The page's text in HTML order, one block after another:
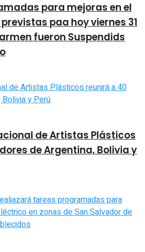
para mejoras en el
paa hoy viernes 31
fueron Suspendids
de Artistas Plásticos
de Argentina, Bolivia y